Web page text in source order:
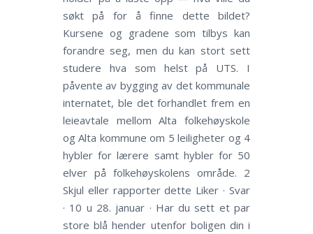
søkt på for å finne dette bildet?
Kursene og gradene som tilbys kan
forandre seg, men du kan stort sett
studere hva som helst på UTS. I
påvente av bygging av det kommunale
internatet, ble det forhandlet frem en
leieavtale mellom Alta folkehøyskole
og Alta kommune om 5 leiligheter og 4
hybler for lærere samt hybler for 50
elver på folkehøyskolens område. 2
Skjul eller rapporter dette Liker · Svar
· 10 u 28. januar · Har du sett et par
store blå hender utenfor boligen din i